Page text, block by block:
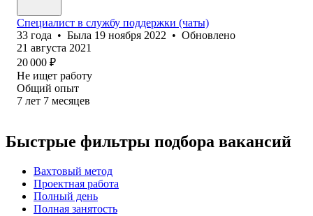
Специалист в службу поддержки (чаты)
33 года • Была 19 ноября 2022 • Обновлено
21 августа 2021
20 000 ₽
Не ищет работу
Общий опыт
7 лет 7 месяцев
Быстрые фильтры подбора вакансий
Вахтовый метод
Проектная работа
Полный день
Полная занятость